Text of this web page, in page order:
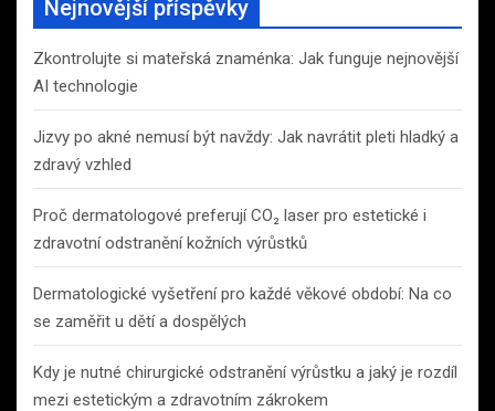
Nejnovější příspěvky
Zkontrolujte si mateřská znaménka: Jak funguje nejnovější
AI technologie
Jizvy po akné nemusí být navždy: Jak navrátit pleti hladký a
zdravý vzhled
Proč dermatologové preferují CO₂ laser pro estetické i
zdravotní odstranění kožních výrůstků
Dermatologické vyšetření pro každé věkové období: Na co
se zaměřit u dětí a dospělých
Kdy je nutné chirurgické odstranění výrůstku a jaký je rozdíl
mezi estetickým a zdravotním zákrokem